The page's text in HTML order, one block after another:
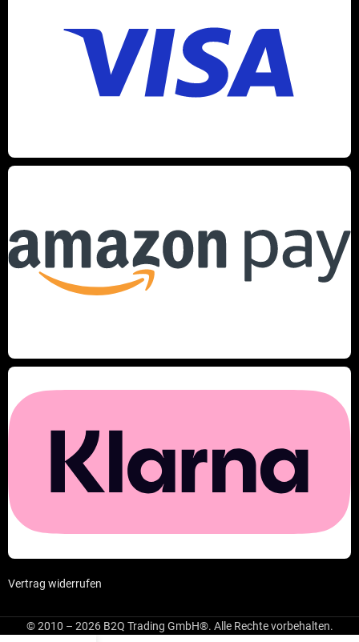
Vertrag widerrufen
© 2010 – 2026 B2Q Trading GmbH®. Alle Rechte vorbehalten.